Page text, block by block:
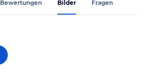
Bewertungen Bilder Fragen